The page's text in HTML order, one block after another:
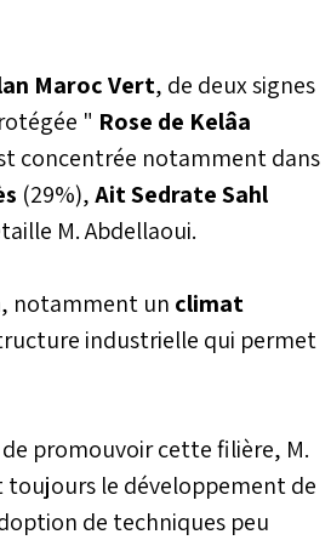
Maroc Vert, de deux signes
" Rose de Kelâa
concentrée notamment dans
(29%),Ait Sedrate Sahl
M. Abdellaoui.
notamment un climat
industrielle qui permet
promouvoir cette filière, M.
toujours le développement de
de techniques peu